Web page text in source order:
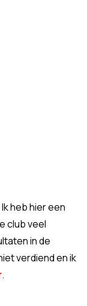
heb hier een
club veel
in de
verdiend en ik
.